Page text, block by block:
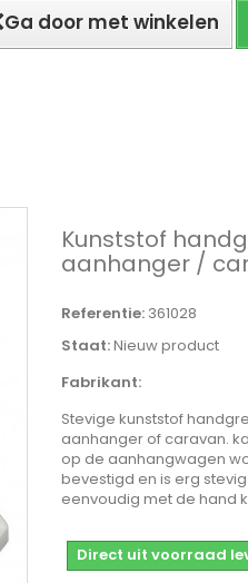
Ga door met winkelen
Kunststof
aanhanger /
Referentie: 361028
Staat:Nieuw product
Fabrikant:
Stevige kunststof
aanhanger of caravan.
op de aanhangwagen
bevestigd en is erg
eenvoudig met de hand
Direct uit voorraad